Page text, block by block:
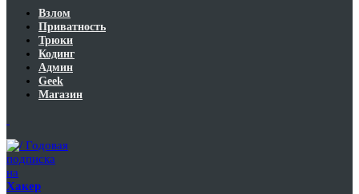
Взлом
Приватность
Трюки
Кодинг
Админ
Geek
Магазин
Годовая
подписка
на
Хакер